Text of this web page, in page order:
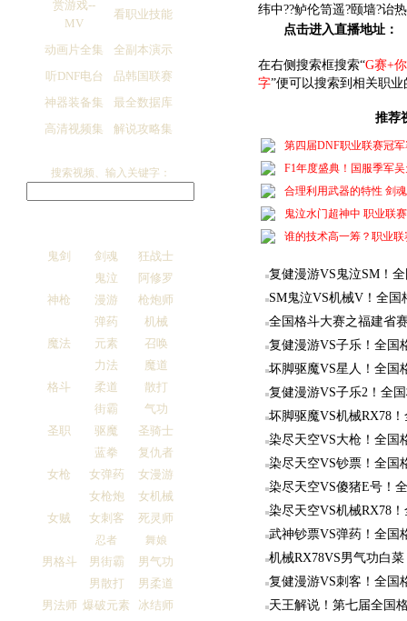
赏游戏--
MV
看职业技能
动画片全集
全副本演示
听DNF电台
品韩国联赛
神器装备集
最全数据库
高清视频集
解说攻略集
搜索视频、输入关键字：
鬼剑 剑魂
狂战士
鬼泣
阿修罗
神枪
漫游
枪炮师
弹药
机械
魔法
元素
召唤
力法
魔道
格斗
柔道
散打
街霸
气功
圣职
驱魔
圣骑士
蓝拳
复仇者
女枪
女弹药
女漫游
女枪炮
女机械
女贼
女刺客 死灵师
忍者 舞娘
男格斗 男街霸
男气功
男散打
男柔道
男法师 爆破元素 冰结师
纬中??鲈伦笥遥?颐墙?诒
点击进入直播地址：
在右侧搜索框搜索“G赛+
字”便可以搜索到相关职
推荐
第四届DNF职业联赛冠
F1年度盛典！国服季军
合理利用武器的特性 剑
鬼泣水门超神中 职业联
谁的技术高一筹？职业联
复健漫游VS鬼泣SM！
SM鬼泣VS机械V！全国
全国格斗大赛之福建省
复健漫游VS子乐！全国
坏脚驱魔VS星人！全国
复健漫游VS子乐2！全
坏脚驱魔VS机械RX78
染尽天空VS大枪！全国
染尽天空VS钞票！全国
染尽天空VS傻猪E号！
染尽天空VS机械RX78
武神钞票VS弹药！全国
机械RX78VS男气功白
复健漫游VS刺客！全国
天王解说！第七届全国